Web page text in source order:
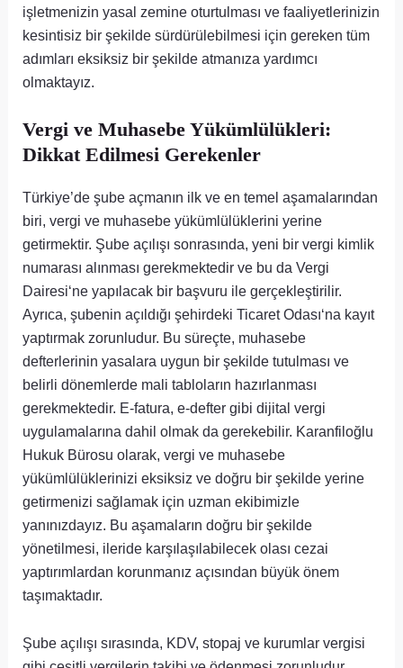
işletmenizin yasal zemine oturtulması ve faaliyetlerinizin
kesintisiz bir şekilde sürdürülebilmesi için gereken tüm
adımları eksiksiz bir şekilde atmanıza yardımcı
olmaktayız.
Vergi ve Muhasebe Yükümlülükleri:
Dikkat Edilmesi Gerekenler
Türkiye’de şube açmanın ilk ve en temel aşamalarından
biri, vergi ve muhasebe yükümlülüklerini yerine
getirmektir. Şube açılışı sonrasında, yeni bir vergi kimlik
numarası alınması gerekmektedir ve bu da Vergi
Dairesi‘ne yapılacak bir başvuru ile gerçekleştirilir.
Ayrıca, şubenin açıldığı şehirdeki Ticaret Odası‘na kayıt
yaptırmak zorunludur. Bu süreçte, muhasebe
defterlerinin yasalara uygun bir şekilde tutulması ve
belirli dönemlerde mali tabloların hazırlanması
gerekmektedir. E-fatura, e-defter gibi dijital vergi
uygulamalarına dahil olmak da gerekebilir. Karanfiloğlu
Hukuk Bürosu olarak, vergi ve muhasebe
yükümlülüklerinizi eksiksiz ve doğru bir şekilde yerine
getirmenizi sağlamak için uzman ekibimizle
yanınızdayız. Bu aşamaların doğru bir şekilde
yönetilmesi, ileride karşılaşılabilecek olası cezai
yaptırımlardan korunmanız açısından büyük önem
taşımaktadır.
Şube açılışı sırasında, KDV, stopaj ve kurumlar vergisi